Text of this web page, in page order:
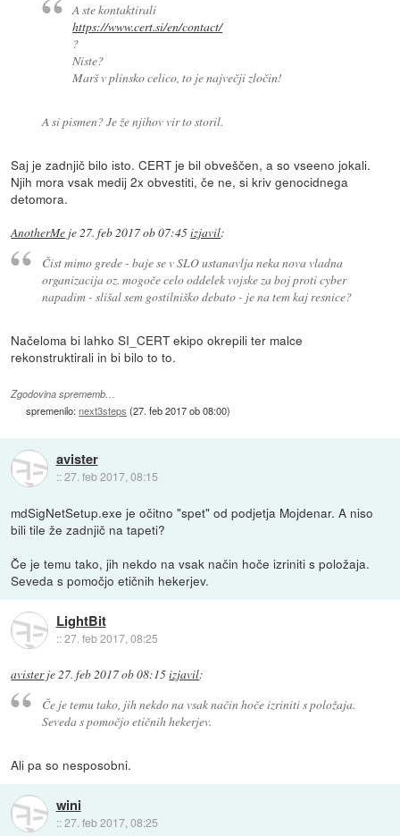
A ste kontaktirali
https://www.cert.si/en/contact/
?
Niste?
Marš v plinsko celico, to je največji zločin!
A si pismen? Je že njihov vir to storil.
Saj je zadnjič bilo isto. CERT je bil obveščen, a so vseeno jokali.
Njih mora vsak medij 2x obvestiti, če ne, si kriv genocidnega
detomora.
AnotherMe je27. feb 2017 ob 07:45izjavil:
Čist mimo grede - baje se v SLO ustanavlja neka nova vladna
organizacija oz. mogoče celo oddelek vojske za boj proti cyber
napadim - slišal sem gostilniško debato - je na tem kaj resnice?
Načeloma bi lahko SI_CERT ekipo okrepili ter malce
rekonstruktirali in bi bilo to to.
Zgodovina sprememb…
spremenilo:next3steps (27. feb 2017 ob 08:00)
avister
::27. feb 2017, 08:15
mdSigNetSetup.exe je očitno "spet" od podjetja Mojdenar. A niso
bili tile že zadnjič na tapeti?
Če je temu tako, jih nekdo na vsak način hoče izriniti s položaja.
Seveda s pomočjo etičnih hekerjev.
LightBit
::27. feb 2017, 08:25
avisterje27. feb 2017 ob 08:15izjavil:
Če je temu tako, jih nekdo na vsak način hoče izriniti s položaja.
Seveda s pomočjo etičnih hekerjev.
Ali pa so nesposobni.
wini
::27. feb 2017, 08:25